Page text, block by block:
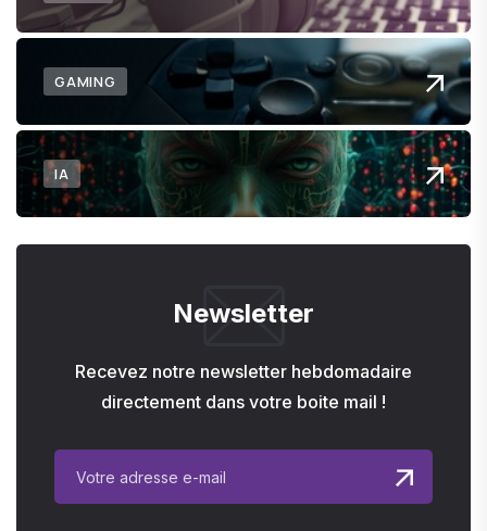
GAMING
IA
Newsletter
Recevez notre newsletter hebdomadaire
directement dans votre boite mail !